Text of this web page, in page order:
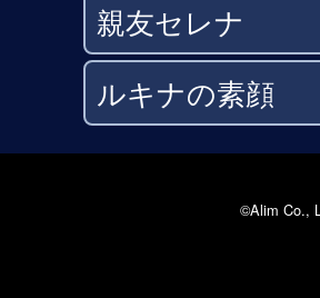
親友セレナ
ルキナの素顔
©Alim Co.,